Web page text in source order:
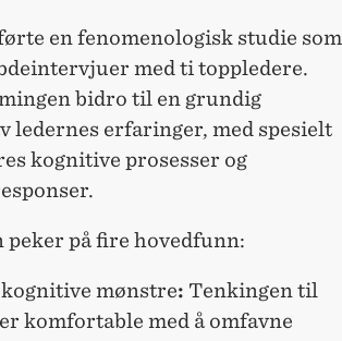
en fenomenologisk studie som
med ti toppledere.
bidro til en grundig
ledernes erfaringer, med spesielt
kognitive prosesser og
peker på fire hovedfunn:
mønstre: Tenkingen til
komfortable med å omfavne